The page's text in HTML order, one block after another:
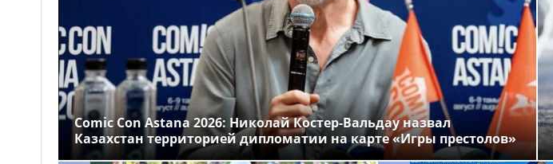
14:00
Более 1 млн тг: кому в
Казахстане предлагали
самые высокие зарплаты
12:55
Стало известно, на
какие специальности
выделили больше всего
грантов в Казахстане
Comic Con Astana 2026: Николай Костер-Вальдау назвал
Казахстан территорией дипломатии на карте «Игры престолов»